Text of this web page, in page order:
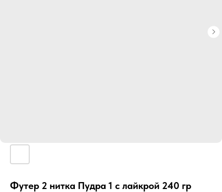
Футер 2 нитка Пудра 1 с лайкрой 240 гр